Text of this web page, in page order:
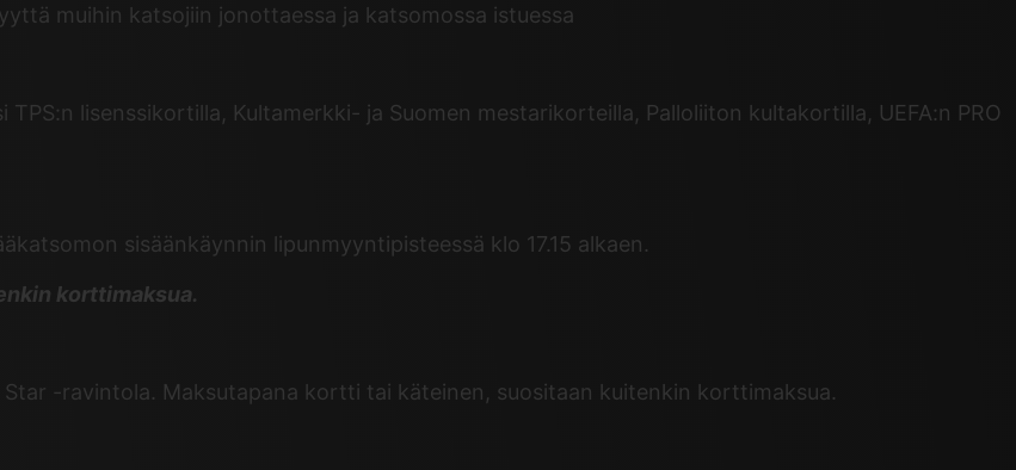
muihin katsojiin jonottaessa ja katsomossa istuessa
lisenssikortilla, Kultamerkki- ja Suomen mestarikorteilla, Palloliiton kultakortilla, UEFA:n PRO
sisäänkäynnin lipunmyyntipisteessä klo 17.15 alkaen.
korttimaksua.
-ravintola. Maksutapana kortti tai käteinen, suositaan kuitenkin korttimaksua.